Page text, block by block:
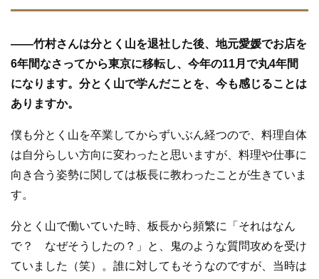
——竹村さんは分とく山を退社した後、地元愛媛でお店を
6年間なさってから東京に移転し、今年の11月で丸4年間
になります。分とく山で学んだことを、今も感じることは
ありますか。
僕も分とく山を卒業してからずいぶん経つので、料理自体
は自分らしい方向に変わったと思いますが、料理や仕事に
向き合う姿勢に関しては板長に教わったことが生きていま
す。
分とく山で働いていた時、板長から頻繁に「それはなん
で？ なぜそうしたの？」と、鬼のような質問攻めを受け
ていました（笑）。誰に対してもそうなのですが、当時は